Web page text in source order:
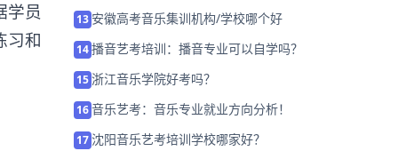
学员
习和
13 安徽高考音乐集训机构/学校哪个好
14播音艺考培训：播音专业可以自学吗？
15浙江音乐学院好考吗？
16音乐艺考：音乐专业就业方向分析！
17沈阳音乐艺考培训学校哪家好？